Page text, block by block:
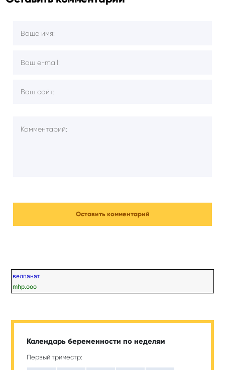
велпанат
mhp.ooo
Календарь беременности по неделям
Первый триместр: